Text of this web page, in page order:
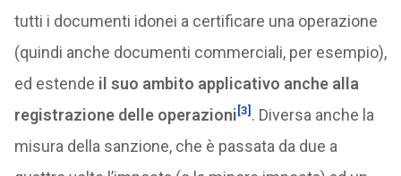
tutti i documenti idonei a certificare una operazione
(quindi anche documenti commerciali, per esempio),
ed estende il suo ambito applicativo anche alla
registrazione delle operazioni[3] . Diversa anche la
misura della sanzione, che è passata da due a